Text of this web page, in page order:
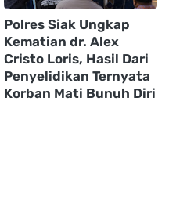
Polres Siak Ungkap
Kematian dr. Alex
Cristo Loris, Hasil Dari
Penyelidikan Ternyata
Korban Mati Bunuh Diri